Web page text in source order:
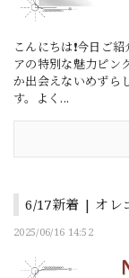
こんにちは❗今日ご
アの特別な魅力ピン
か出会えないめずら
す。よく...
6/17新着 | オレ
2025/06/16 14:52